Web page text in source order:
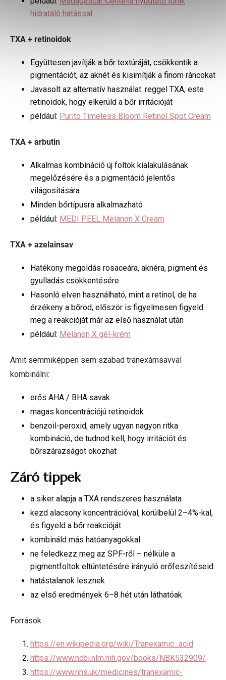
hidratáló hatással
TXA + retinoidok
Együttesen javítják a bőr textúráját, csökkentik a
pigmentációt, az aknét és kisimítják a finom ráncokat
Javasolt az alternatív használat: reggel TXA, este
retinoidok, hogy elkerüld a bőr irritációját
például: Purito Timeless Bloom Retinol Spot Cream
TXA + arbutin
Alkalmas kombináció új foltok kialakulásának
megelőzésére és a pigmentáció jelentős
világosítására
Minden bőrtípusra alkalmazható
például: MEDI PEEL Melanon X Cream
TXA + azelainsav
Hatékony megoldás rosaceára, aknéra, pigment és
gyulladás csökkentésére
Hasonló elven használható, mint a retinol, de ha
érzékeny a bőröd, először is figyelmesen figyeld
meg a reakcióját már az első használat után
például: Melanon X gél-krém
Amit semmiképpen sem szabad tranexámsavval
kombinálni:
erős AHA / BHA savak
magas koncentrációjú retinoidok
benzoil-peroxid, amely ugyan nagyon ritka
kombináció, de tudnod kell, hogy irritációt és
bőrszárazságot okozhat
Záró tippek
a siker alapja a TXA rendszeres használata
kezd alacsony koncentrációval, körülbelül 2–4%-kal,
és figyeld a bőr reakcióját
kombináld más hatóanyagokkal
ne feledkezz meg az SPF-ről – nélküle a
pigmentfoltok eltüntetésére irányuló erőfeszítéseid
hatástalanok lesznek
az első eredmények 6–8 hét után láthatóak
Források:
https://en.wikipedia.org/wiki/Tranexamic_acid
https://www.ncbi.nlm.nih.gov/books/NBK532909/
https://www.nhs.uk/medicines/tranexamic-